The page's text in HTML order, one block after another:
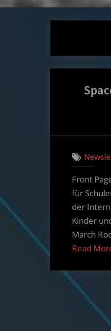
Front
für
der
Kinder
March
Read